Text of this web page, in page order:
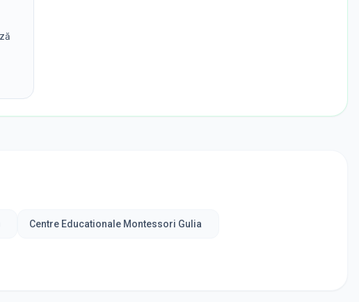
Centre Educationale Montessori Gulia